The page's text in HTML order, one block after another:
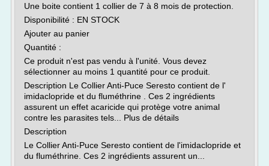
Une boite contient 1 collier de 7 à 8 mois de protection.
Disponibilité : EN STOCK
Ajouter au panier
Quantité :
Ce produit n'est pas vendu à l'unité. Vous devez
sélectionner au moins 1 quantité pour ce produit.
Description Le Collier Anti-Puce Seresto contient de l'
imidaclopride et du fluméthrine . Ces 2 ingrédients
assurent un effet acaricide qui protège votre animal
contre les parasites tels... Plus de détails
Description
Le Collier Anti-Puce Seresto contient de l'imidaclopride et
du fluméthrine. Ces 2 ingrédients assurent un...